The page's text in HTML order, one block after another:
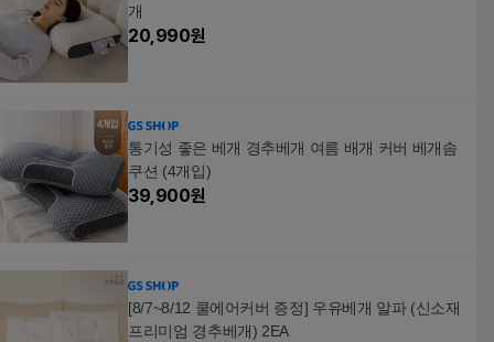
개
20,990원
통기성 좋은 베개 경추베개 여름 배개 커버 베개솜
쿠션 (4개입)
39,900원
[8/7~8/12 쿨에어커버 증정] 우유베개 알파 (신소재
프리미엄 경추베개) 2EA